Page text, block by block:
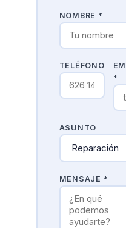
NOMBRE *
TELÉFONO
*
ASUNTO
MENSAJE *